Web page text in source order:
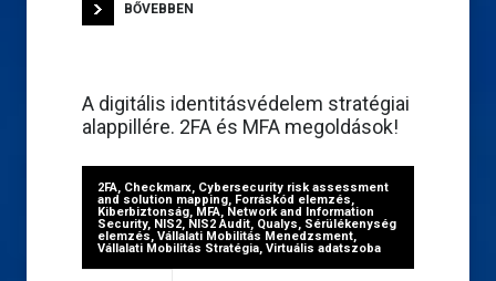
BŐVEBBEN
A digitális identitásvédelem stratégiai
alappillére. 2FA és MFA megoldások!
2FA, Checkmarx, Cybersecurity risk assessment
and solution mapping, Forráskód elemzés,
Kiberbiztonság, MFA, Network and Information
Security, NIS2, NIS2 Audit, Qualys, Sérülékenység
elemzés, Vállalati Mobilitás Menedzsment,
Vállalati Mobilitás Stratégia, Virtuális adatszoba